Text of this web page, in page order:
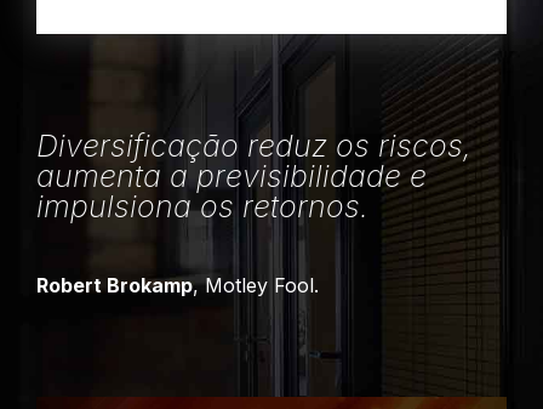
Diversificação reduz os riscos,
aumenta a previsibilidade e
impulsiona os retornos.
Robert Brokamp, Motley Fool.